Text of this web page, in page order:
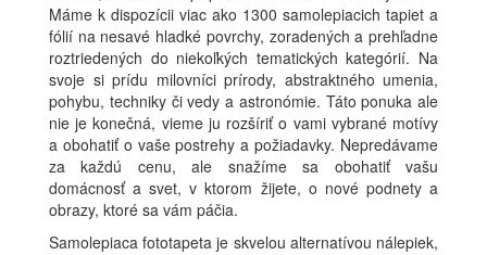
Máme k dispozícii viac ako 1300 samolepiacich tapiet a
fólií na nesavé hladké povrchy, zoradených a prehľadne
roztriedených do niekoľkých tematických kategórií. Na
svoje si prídu milovníci prírody, abstraktného umenia,
pohybu, techniky či vedy a astronómie. Táto ponuka ale
nie je konečná, vieme ju rozšíriť o vami vybrané motívy
a obohatiť o vaše postrehy a požiadavky. Nepredávame
za každú cenu, ale snažíme sa obohatiť vašu
domácnosť a svet, v ktorom žijete, o nové podnety a
obrazy, ktoré sa vám páčia.
Samolepiaca fototapeta je skvelou alternatívou nálepiek,